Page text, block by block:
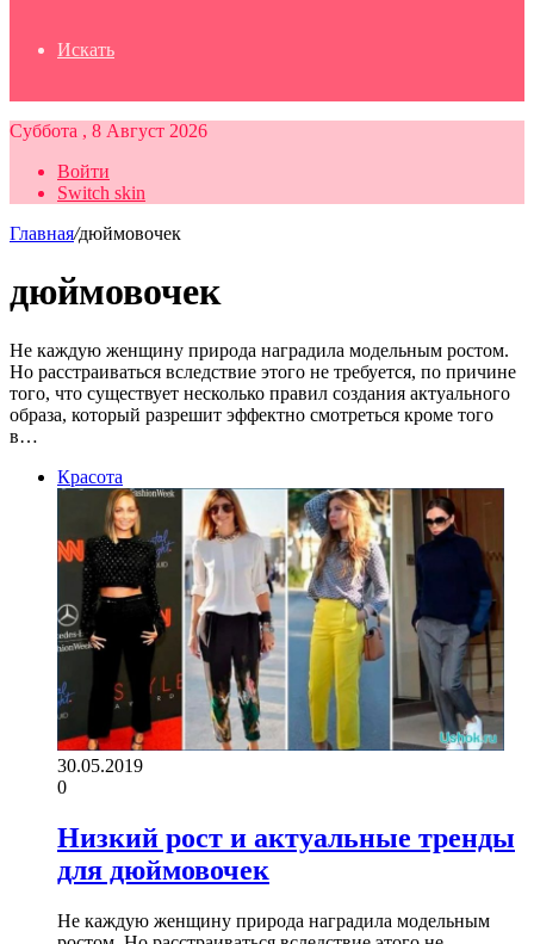
Искать
Суббота , 8 Август 2026
Войти
Switch skin
Главная/дюймовочек
дюймовочек
Не каждую женщину природа наградила модельным ростом.
Но расстраиваться вследствие этого не требуется, по причине
того, что существует несколько правил создания актуального
образа, который разрешит эффектно смотреться кроме того
в…
Красота
30.05.2019
0
Низкий рост и актуальные тренды
для дюймовочек
Не каждую женщину природа наградила модельным